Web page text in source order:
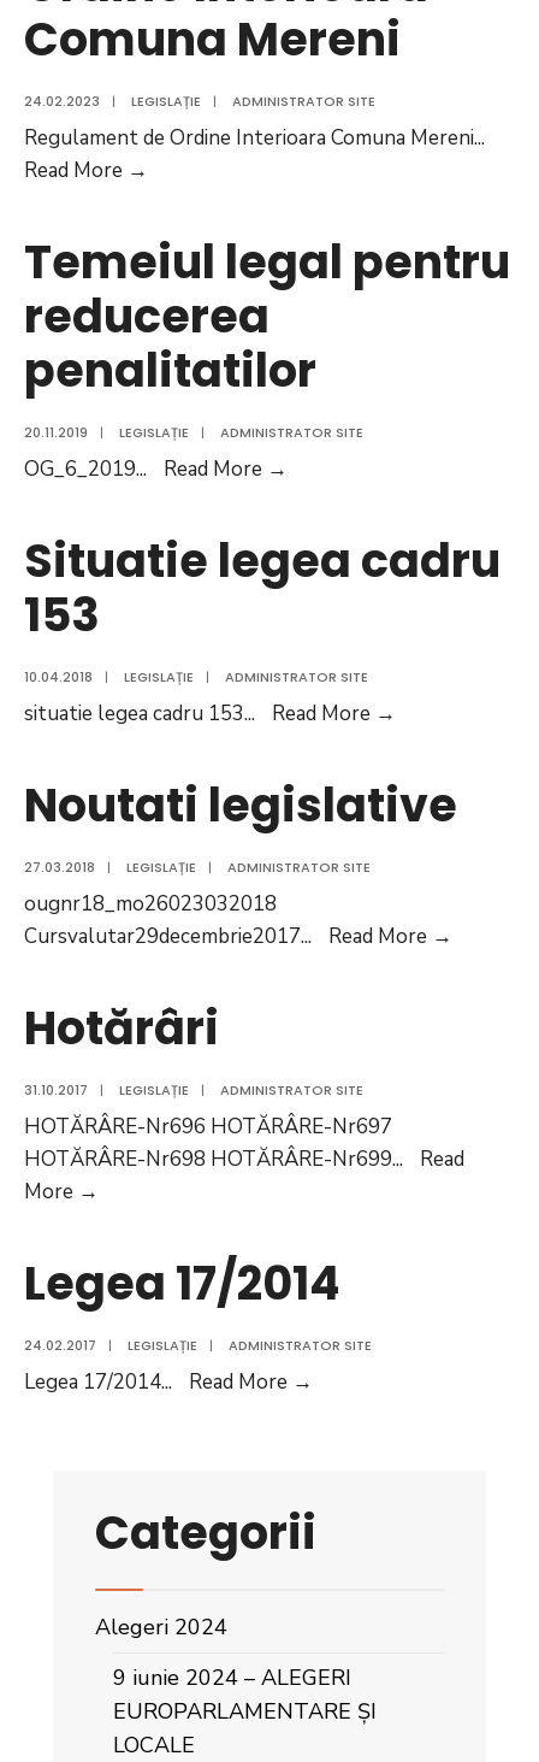
Consiliului
Comuna Mereni
24.02.2023 | LEGISLAȚIE | ADMINISTRATOR SITE
Regulament de Ordine Interioara Comuna Mereni...
Read More →
Ordine
Interioara
Comuna
Mereni
Temeiul legal pentru
reducerea
penalitatilor
20.11.2019 | LEGISLAȚIE | ADMINISTRATOR SITE
OG_6_2019... Read More →
reducerea
Situatie legea cadru
153
10.04.2018 | LEGISLAȚIE | ADMINISTRATOR SITE
situatie legea cadru 153... Read More →
cadru
153
Noutati legislative
27.03.2018 | LEGISLAȚIE | ADMINISTRATOR SITE
ougnr18_mo26023032018
Cursvalutar29decembrie2017... Read More →
Hotărâri
31.10.2017 | LEGISLAȚIE | ADMINISTRATOR SITE
HOTĂRÂRE-Nr696 HOTĂRÂRE-Nr697
HOTĂRÂRE-Nr698 HOTĂRÂRE-Nr699...
Read
More →
Legea 17/2014
24.02.2017 | LEGISLAȚIE | ADMINISTRATOR SITE
Legea 17/2014... Read More →
Categorii
Alegeri 2024
9 iunie 2024 – ALEGERI
EUROPARLAMENTARE ȘI
LOCALE